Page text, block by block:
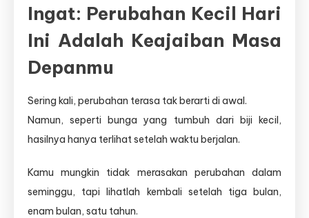
Ingat: Perubahan Kecil Hari
Ini Adalah Keajaiban Masa
Depanmu
Sering kali, perubahan terasa tak berarti di awal.
Namun, seperti bunga yang tumbuh dari biji kecil,
hasilnya hanya terlihat setelah waktu berjalan.
Kamu mungkin tidak merasakan perubahan dalam
seminggu, tapi lihatlah kembali setelah tiga bulan,
enam bulan, satu tahun.